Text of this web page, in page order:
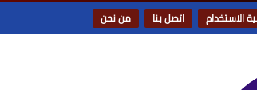
الاستخدام اتصل بنا من نحن